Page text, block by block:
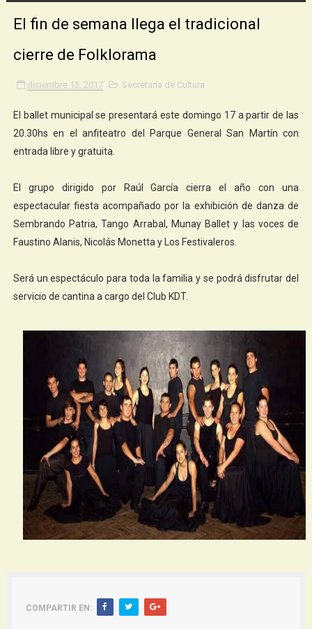
El fin de semana llega el tradicional
cierre de Folklorama
diciembre 13, 2017 Secretaría de Cultura
El ballet municipal se presentará este domingo 17 a partir de las
20.30hs en el anfiteatro del Parque General San Martín con
entrada libre y gratuita.
El grupo dirigido por Raúl García cierra el año con una
espectacular fiesta acompañado por la exhibición de danza de
Sembrando Patria, Tango Arrabal, Munay Ballet y las voces de
Faustino Alanis, Nicolás Monetta y Los Festivaleros.
Será un espectáculo para toda la familia y se podrá disfrutar del
servicio de cantina a cargo del Club KDT.
COMPARTIR EN: